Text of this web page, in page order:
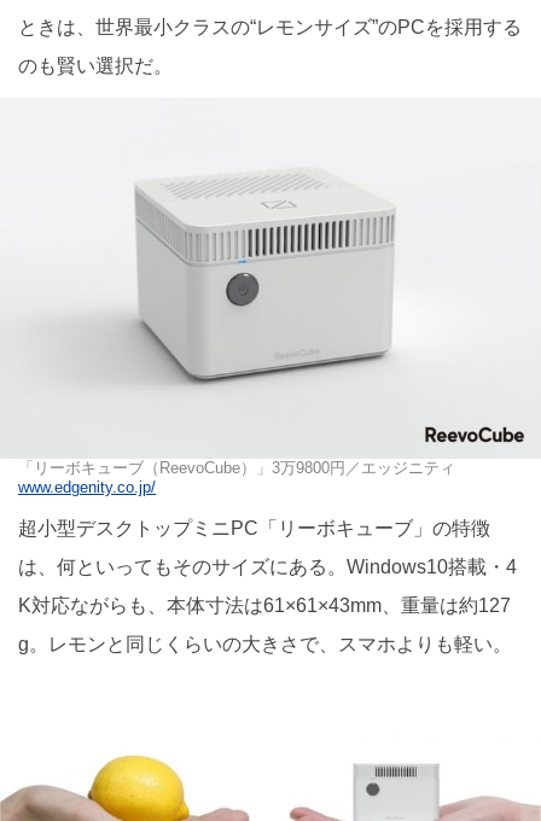
ときは、世界最小クラスの“レモンサイズ”のPCを採用する
のも賢い選択だ。
「リーボキューブ（ReevoCube）」3万9800円／エッジニティ
www.edgenity.co.jp/
超小型デスクトップミニPC「リーボキューブ」の特徴
は、何といってもそのサイズにある。Windows10搭載・4
K対応ながらも、本体寸法は61×61×43mm、重量は約127
g。レモンと同じくらいの大きさで、スマホよりも軽い。